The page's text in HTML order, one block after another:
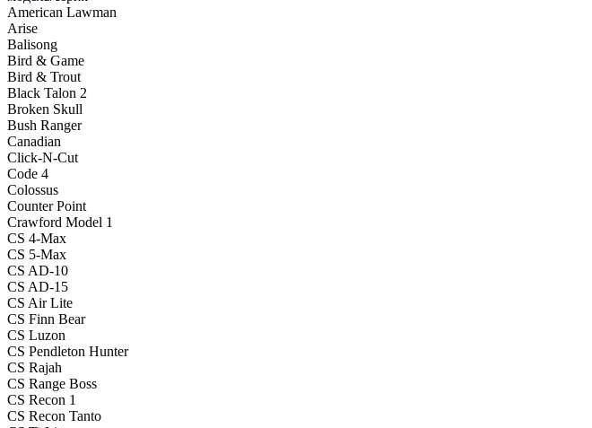
American Lawman
Arise
Balisong
Bird & Game
Bird & Trout
Black Talon 2
Broken Skull
Bush Ranger
Canadian
Click-N-Cut
Code 4
Colossus
Counter Point
Crawford Model 1
CS 4-Max
CS 5-Max
CS AD-10
CS AD-15
CS Air Lite
CS Finn Bear
CS Luzon
CS Pendleton Hunter
CS Rajah
CS Range Boss
CS Recon 1
CS Recon Tanto